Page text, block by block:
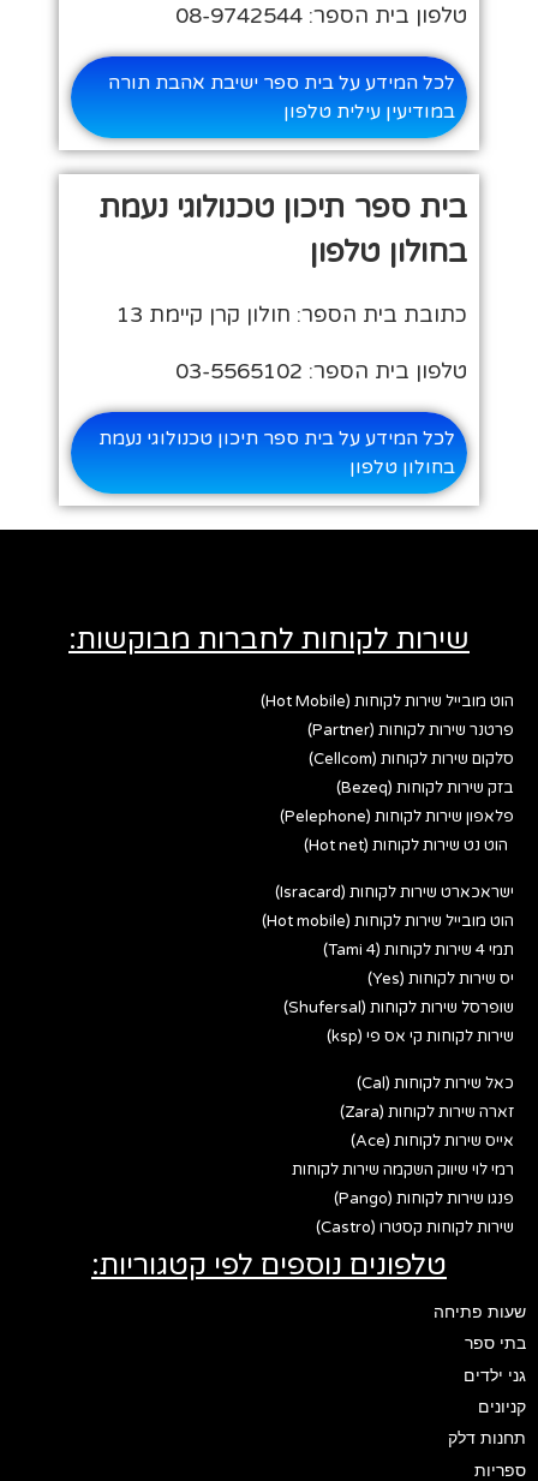
טלפון בית הספר: 08-9742544
לכל המידע על בית ספר ישיבת אהבת תורה
במודיעין עילית טלפון
בית ספר תיכון טכנולוגי נעמת
בחולון טלפון
כתובת בית הספר: חולון קרן קיימת 13
טלפון בית הספר: 03-5565102
לכל המידע על בית ספר תיכון טכנולוגי נעמת
בחולון טלפון
שירות לקוחות לחברות מבוקשות:
הוט מובייל שירות לקוחות (Hot Mobile)
פרטנר שירות לקוחות (Partner)
סלקום שירות לקוחות (Cellcom)
בזק שירות לקוחות (Bezeq)
פלאפון שירות לקוחות (Pelephone)
הוט נט שירות לקוחות (Hot net)
ישראכארט שירות לקוחות (Isracard)
הוט מובייל שירות לקוחות (Hot mobile)
תמי 4 שירות לקוחות (Tami 4)
יס שירות לקוחות (Yes)
שופרסל שירות לקוחות (Shufersal)
שירות לקוחות קי אס פי (ksp)
כאל שירות לקוחות (Cal)
זארה שירות לקוחות (Zara)
אייס שירות לקוחות (Ace)
רמי לוי שיווק השקמה שירות לקוחות
פנגו שירות לקוחות (Pango)
שירות לקוחות קסטרו (Castro)
טלפונים נוספים לפי קטגוריות:
שעות פתיחה
בתי ספר
גני ילדים
קניונים
תחנות דלק
ספריות